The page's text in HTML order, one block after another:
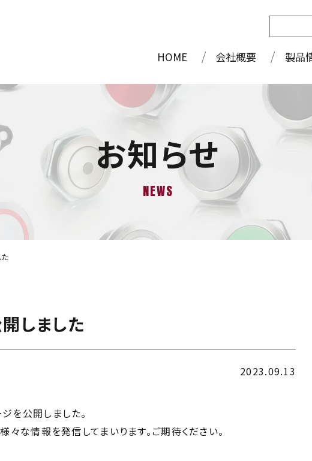
HOME 会社概要 製品
お知らせ
NEWS
しました
2023.09.13
公開しました。
な情報を発信してまいります。ご期待ください。